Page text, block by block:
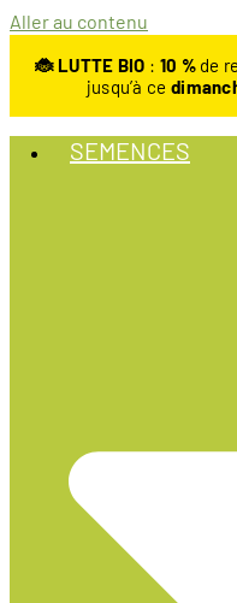
Aller au contenu
🐞 LUTTE BIO : 10 %de
jusqu’à ce
SEMENCES